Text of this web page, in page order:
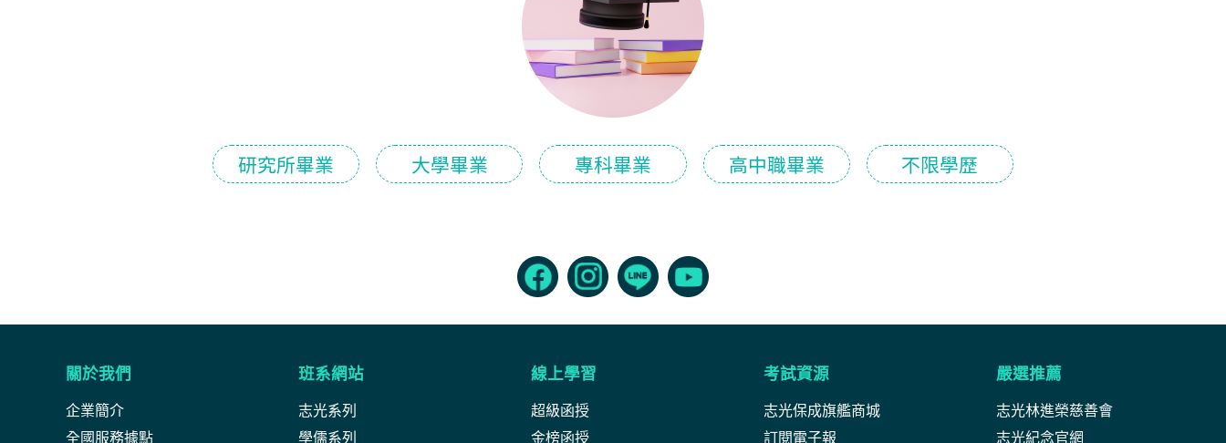
研究所畢業 大學畢業 專科畢業 高中職畢業 不限學歷
關於我們
企業簡介
全國服務據點
班系網站
志光系列
學儒系列
線上學習
超級函授
金榜函授
考試資源
志光保成旗艦商城
訂閱電子報
嚴選推薦
志光林進榮慈善會
志光紀念官網